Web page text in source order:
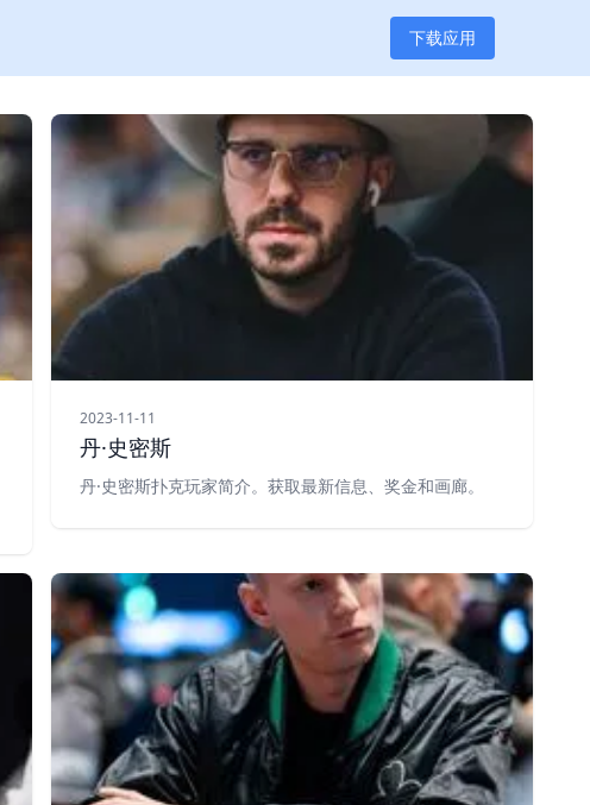
下载应用
2023-11-11
丹·史密斯
丹·史密斯扑克玩家简介。获取最新信息、奖金和画廊。